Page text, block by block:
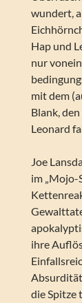
wundert,
Hap und
nur
mit dem
Blank,
Leonard
Joe
im „Mojo-
ihre
die Spitze